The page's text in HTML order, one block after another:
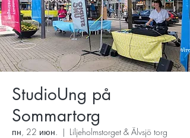
StudioUng på
Sommartorg
пн, 22 июн.
  |
Liljeholmstorget & Älvsjö torg